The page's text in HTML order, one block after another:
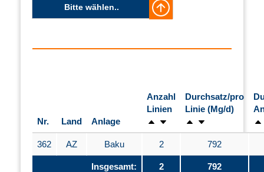
Bitte wählen..
Nr. Land Anlage
Anzahl
Linien
Durchsatz/pro
Linie (Mg/d)
362 AZ Baku 2 792
Insgesamt:
2 792